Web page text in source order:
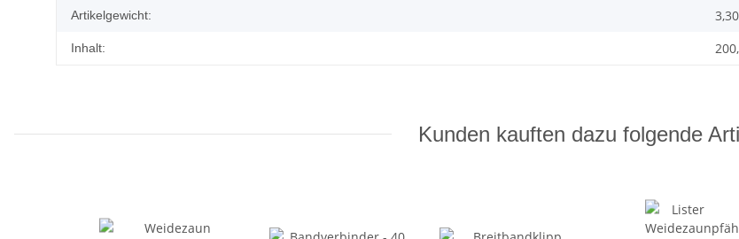
Artikelgewicht: 3,30
Inhalt:
Kunden kauften dazu folgende